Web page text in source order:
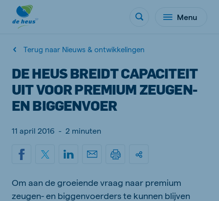
Menu
Terug naar Nieuws & ontwikkelingen
DE HEUS BREIDT CAPACITEIT
UIT VOOR PREMIUM ZEUGEN-
EN BIGGENVOER
11 april 2016 - 2 minuten
Om aan de groeiende vraag naar premium
zeugen- en biggenvoerders te kunnen blijven